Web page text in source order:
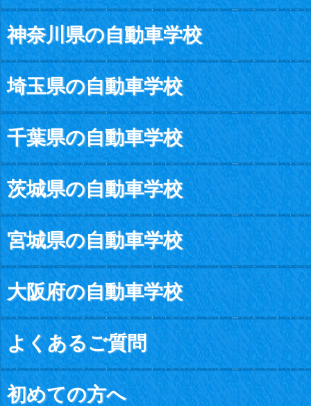
神奈川県の自動車学校
埼玉県の自動車学校
千葉県の自動車学校
茨城県の自動車学校
宮城県の自動車学校
大阪府の自動車学校
よくあるご質問
初めての方へ